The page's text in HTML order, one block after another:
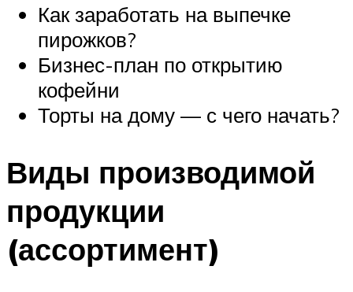
Как заработать на выпечке
пирожков?
Бизнес-план по открытию
кофейни
Торты на дому — с чего начать?
Виды производимой
продукции
(ассортимент)